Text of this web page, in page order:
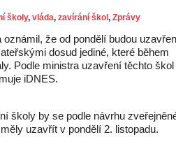
školy, vláda, zavírání škol, Zprávy
že od pondělí budou
dosud jediné, které během
Podle ministra uzavření těchto škol
iDNES.
školy by se podle návrhu
uzavřít v pondělí 2. listopadu.